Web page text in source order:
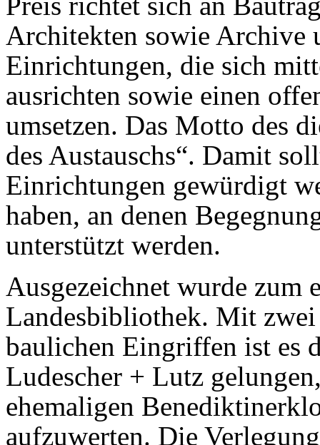
Architekten sowie
Einrichtungen, die sich
ausrichten sowie einen
umsetzen. Das Motto des
des Austauschs“. Damit
Einrichtungen gewürdigt
haben, an denen
unterstützt werden.
Ausgezeichnet wurde zum
Landesbibliothek. Mit zwei
baulichen Eingriffen ist es
Ludescher + Lutz
ehemaligen
aufzuwerten. Die